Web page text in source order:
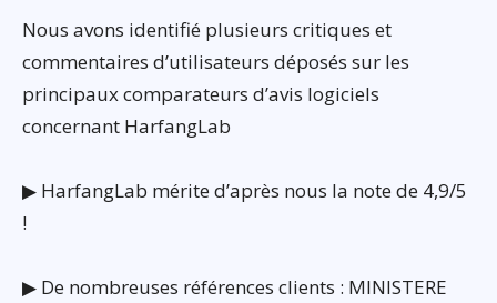
Nous avons identifié plusieurs critiques et
commentaires d’utilisateurs déposés sur les
principaux comparateurs d’avis logiciels
concernant HarfangLab
▶ HarfangLab mérite d’après nous la note de 4,9/5
!
▶ De nombreuses références clients : MINISTERE